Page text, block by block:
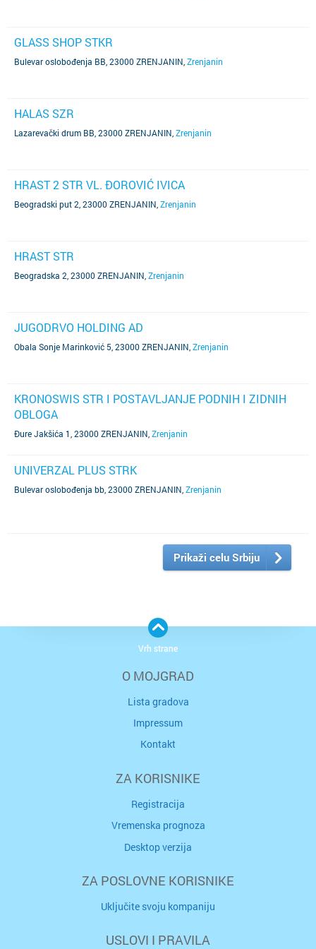
GLASS SHOP STKR
Bulevar oslobođenja BB, 23000 ZRENJANIN Zrenjanin
HALAS SZR
Lazarevački drum BB, 23000 ZRENJANIN Zrenjanin
HRAST 2 STR VL. ĐOROVIĆ IVICA
Beogradski put 2, 23000 ZRENJANIN Zrenjanin
HRAST STR
Beogradska 2, 23000 ZRENJANIN Zrenjanin
JUGODRVO HOLDING AD
Obala Sonje Marinković 5, 23000 ZRENJANIN Zrenjanin
KRONOSWIS STR I POSTAVLJANJE PODNIH I ZIDNIH
OBLOGA
Đure Jakšića 1, 23000 ZRENJANIN Zrenjanin
UNIVERZAL PLUS STRK
Bulevar oslobođenja bb, 23000 ZRENJANIN Zrenjanin
Prikaži celu Srbiju
O MOJGRAD
Lista gradova
Impressum
Kontakt
ZA KORISNIKE
Registracija
Vremenska prognoza
Desktop verzija
ZA POSLOVNE KORISNIKE
Uključite svoju kompaniju
USLOVI I PRAVILA
Vrh strane